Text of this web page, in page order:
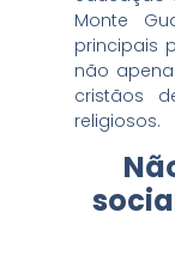
Monte
principais
não
cristãos
religiosos.